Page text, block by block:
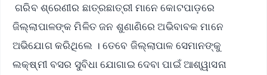
ଗରିବ ଶ୍ରେଣୀର ଛାତ୍ରଛାତ୍ରୀ ମାନେ କୋଟପାଡ଼ରେ
ଜିଲ୍ଲାପାଳଙ୍କ ମିଳିତ ଜନ ଶୁଣାଣିରେ ଅଭିବାବକ ମାନେ
ଅଭିଯୋଗ କରିଥିଲେ । ତେବେ ଜିଲ୍ଲାପାଳ ସେମାନଙ୍କୁ
ଲକ୍ଷ୍ମୀ ବସର ସୁବିଧା ଯୋଗାଇ ଦେବା ପାଇଁ ଆଶ୍ୱାସନା